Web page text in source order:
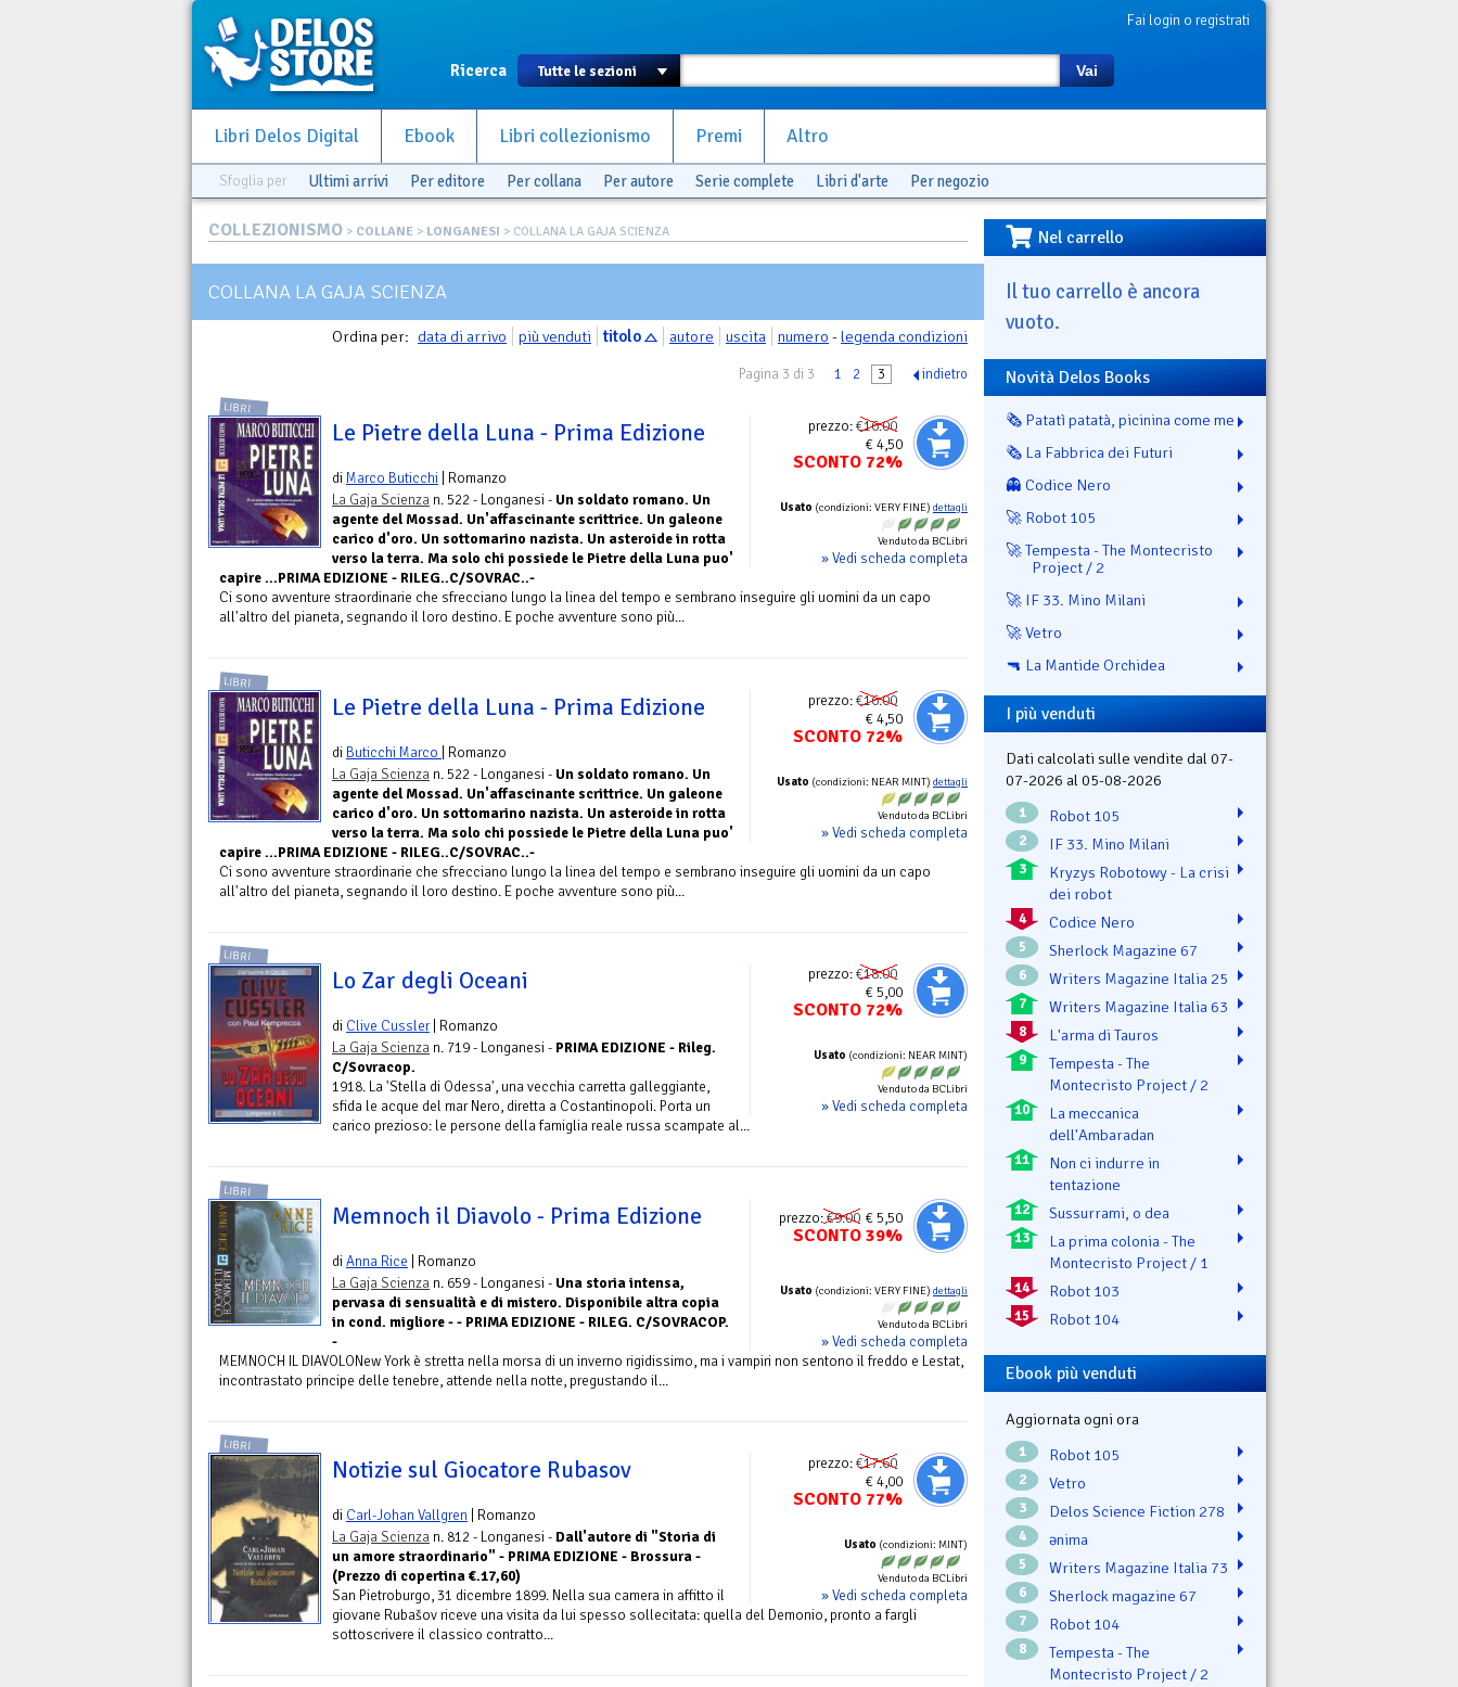
Fai login o registrati
Ricerca Vai
Libri Delos Digital Ebook Libri collezionismo Premi Altro
Sfoglia per Ultimi arrivi Per editore Per collana Per autore Serie complete Libri d'arte Per negozio
COLLEZIONISMO > COLLANE > LONGANESI > COLLANA LA GAJA SCIENZA
COLLANA LA GAJA SCIENZA
Ordina per: data di arrivo più venduti titolo autore uscita numero -legenda condizioni
Pagina 3 di 3 1 2 3 indietro
prezzo:€16.00
€ 4,50
SCONTO 72%
Usato (condizioni: VERY FINE) dettagli
Venduto da BCLibri
» Vedi scheda completa
LIBRI
Le Pietre della Luna - Prima Edizione
di Marco Buticchi | Romanzo
La Gaja Scienza n. 522 - Longanesi - Un soldato romano. Un
agente del Mossad. Un'affascinante scrittrice. Un galeone
carico d'oro. Un sottomarino nazista. Un asteroide in rotta
verso la terra. Ma solo chi possiede le Pietre della Luna puo'
capire ...PRIMA EDIZIONE - RILEG..C/SOVRAC..-
Ci sono avventure straordinarie che sfrecciano lungo la linea del tempo e sembrano inseguire gli uomini da un capo
all'altro del pianeta, segnando il loro destino. E poche avventure sono più...
prezzo:€16.00
€ 4,50
SCONTO 72%
Usato (condizioni: NEAR MINT) dettagli
Venduto da BCLibri
» Vedi scheda completa
LIBRI
Le Pietre della Luna - Prima Edizione
di Buticchi Marco
| Romanzo
La Gaja Scienza n. 522 - Longanesi - Un soldato romano. Un
agente del Mossad. Un'affascinante scrittrice. Un galeone
carico d'oro. Un sottomarino nazista. Un asteroide in rotta
verso la terra. Ma solo chi possiede le Pietre della Luna puo'
capire ...PRIMA EDIZIONE - RILEG..C/SOVRAC..-
Ci sono avventure straordinarie che sfrecciano lungo la linea del tempo e sembrano inseguire gli uomini da un capo
all'altro del pianeta, segnando il loro destino. E poche avventure sono più...
prezzo:€18.00
€ 5,00
SCONTO 72%
Usato (condizioni: NEAR MINT)
Venduto da BCLibri
» Vedi scheda completa
LIBRI
Lo Zar degli Oceani
di Clive Cussler| Romanzo
La Gaja Scienza n. 719 - Longanesi - PRIMA EDIZIONE - Rileg.
C/Sovracop.
1918. La 'Stella di Odessa', una vecchia carretta galleggiante,
sfida le acque del mar Nero, diretta a Costantinopoli. Porta un
carico prezioso: le persone della famiglia reale russa scampate al...
prezzo:€9.00 € 5,50
SCONTO 39%
Usato (condizioni: VERY FINE) dettagli
Venduto da BCLibri
» Vedi scheda completa
LIBRI
Memnoch il Diavolo - Prima Edizione
diAnna Rice | Romanzo
La Gaja Scienza n. 659 - Longanesi - Una storia intensa,
pervasa di sensualità e di mistero. Disponibile altra copia
in cond. migliore - - PRIMA EDIZIONE - RILEG. C/SOVRACOP.
-
MEMNOCH IL DIAVOLONew York è stretta nella morsa di un inverno rigidissimo, ma i vampiri non sentono il freddo e Lestat,
incontrastato principe delle tenebre, attende nella notte, pregustando il...
prezzo:€17.60
€ 4,00
SCONTO 77%
Usato (condizioni: MINT)
Venduto da BCLibri
» Vedi scheda completa
LIBRI
Notizie sul Giocatore Rubasov
di Carl-Johan Vallgren | Romanzo
La Gaja Scienza n. 812 - Longanesi - Dall'autore di "Storia di
un amore straordinario" - PRIMA EDIZIONE - Brossura -
(Prezzo di copertina €.17,60)
San Pietroburgo, 31 dicembre 1899. Nella sua camera in affitto il
giovane Rubašov riceve una visita da lui spesso sollecitata: quella del Demonio, pronto a fargli
sottoscrivere il classico contratto...
Nel carrello
Il tuo carrello è ancora
vuoto.
Novità Delos Books
🗞️ Patatì patatà, picinina come me
🗞️ La Fabbrica dei Futuri
👻 Codice Nero
🚀 Robot 105
🚀 Tempesta - The Montecristo
Project / 2
🚀 IF 33. Mino Milani
🚀 Vetro
🔫 La Mantide Orchidea
I più venduti
Dati calcolati sulle vendite dal 07-
07-2026 al 05-08-2026
1 Robot 105
2 IF 33. Mino Milani
3
Kryzys Robotowy - La crisi
dei robot
4 Codice Nero
5 Sherlock Magazine 67
6 Writers Magazine Italia 25
7 Writers Magazine Italia 63
8 L'arma di Tauros
9
Tempesta - The
Montecristo Project / 2
10
La meccanica
dell'Ambaradan
11
Non ci indurre in
tentazione
12 Sussurrami, o dea
13
La prima colonia - The
Montecristo Project / 1
14 Robot 103
15 Robot 104
Ebook più venduti
Aggiornata ogni ora
1 Robot 105
2 Vetro
3 Delos Science Fiction 278
4 ənima
5 Writers Magazine Italia 73
6 Sherlock magazine 67
7 Robot 104
8
Tempesta - The
Montecristo Project / 2